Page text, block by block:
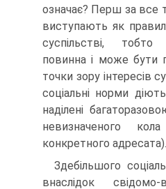
означає? Перш за все
виступають як
суспільстві,
повинна і може бути
точки зору інтересів
соціальні норми
наділені
невизначеного
конкретного адресата).
Здебільшого
внаслідок свідомо-